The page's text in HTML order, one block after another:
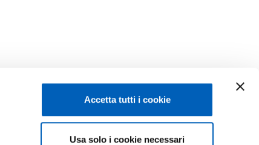
Accetta tutti i cookie
Usa solo i cookie necessari